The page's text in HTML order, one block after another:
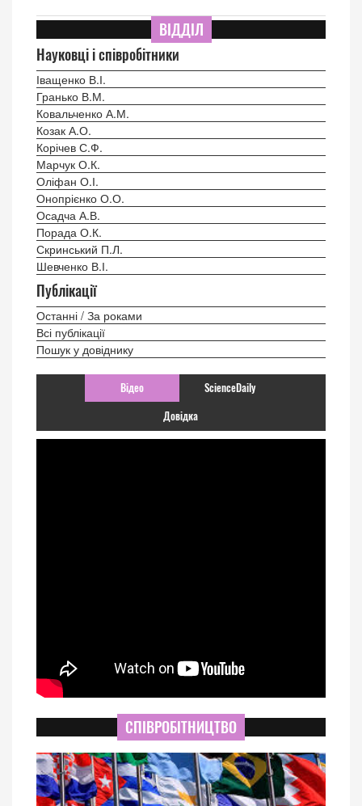
ВІДДІЛ
Науковці і співробітники
Іващенко В.І.
Гранько В.М.
Ковальченко А.М.
Козак А.О.
Корічев С.Ф.
Марчук О.К.
Оліфан О.І.
Онопрієнко О.О.
Осадча А.В.
Порада О.К.
Скринський П.Л.
Шевченко В.І.
Публікації
Останні / За роками
Всі публікації
Пошук у довіднику
Відео ScienceDaily
Довідка
СПІВРОБІТНИЦТВО